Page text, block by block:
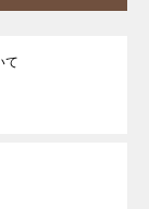
て